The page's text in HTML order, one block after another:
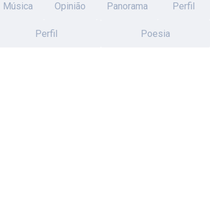
Música Opinião Panorama Perfil
Perfil Poesia